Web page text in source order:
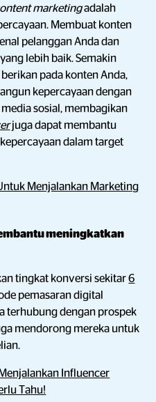
marketingadalah
Membuat konten
pelanggan Anda dan
lebih baik. Semakin
pada konten Anda,
kepercayaan dengan
sosial, membagikan
juga dapat membantu
dalam target
Menjalankan Marketing
meningkatkan
tingkat konversi sekitar6
pemasaran digital
terhubung dengan prospek
mendorong mereka untuk
Influencer
Tahu!